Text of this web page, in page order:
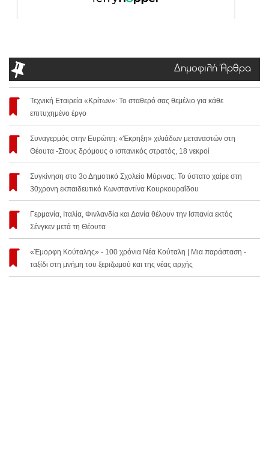
Δημοφιλή Άρθρα
Τεχνική Εταιρεία «Κρίτων»: Το σταθερό σας θεμέλιο για κάθε
επιτυχημένο έργο
Συναγερμός στην Ευρώπη: «Έκρηξη» χιλιάδων μεταναστών στη
Θέουτα -Στους δρόμους ο ισπανικός στρατός, 18 νεκροί
Συγκίνηση στο 3ο Δημοτικό Σχολείο Μύρινας: Το ύστατο χαίρε στη
30χρονη εκπαιδευτικό Κωνσταντίνα Κουρκουραΐδου
Γερμανία, Ιταλία, Φινλανδία και Δανία θέλουν την Ισπανία εκτός
Σένγκεν μετά τη Θέουτα
«Έμορφη Κούταλης» - 100 χρόνια Νέα Κούταλη | Μια παράσταση -
ταξίδι στη μνήμη του ξεριζωμού και της νέας αρχής